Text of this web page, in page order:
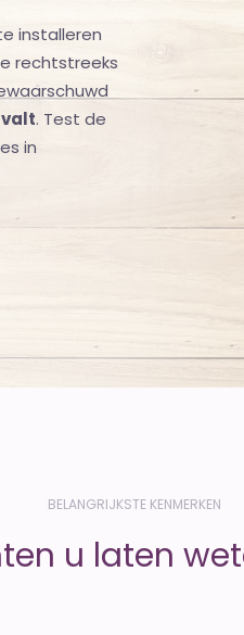
installeren
rechtstreeks
. Test de
in
BELANGRIJKSTE KENMERKEN
u laten